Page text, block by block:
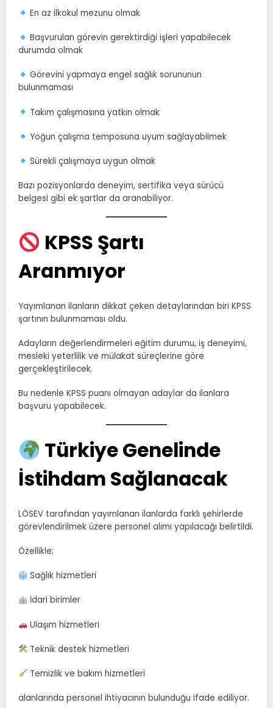
En az ilkokul mezunu olmak
Başvurulan görevin gerektirdiği işleri yapabilecek
durumda olmak
Görevini yapmaya engel sağlık sorununun
bulunmaması
Takım çalışmasına yatkın olmak
Yoğun çalışma temposuna uyum sağlayabilmek
Sürekli çalışmaya uygun olmak
Bazı pozisyonlarda deneyim, sertifika veya sürücü
belgesi gibi ek şartlar da aranabiliyor.
KPSS Şartı
Aranmıyor
Yayımlanan ilanların dikkat çeken detaylarından biri KPSS
şartının bulunmaması oldu.
Adayların değerlendirmeleri eğitim durumu, iş deneyimi,
mesleki yeterlilik ve mülakat süreçlerine göre
gerçekleştirilecek.
Bu nedenle KPSS puanı olmayan adaylar da ilanlara
başvuru yapabilecek.
Türkiye Genelinde
İstihdam Sağlanacak
LÖSEV tarafından yayımlanan ilanlarda farklı şehirlerde
görevlendirilmek üzere personel alımı yapılacağı belirtildi.
Özellikle;
Sağlık hizmetleri
İdari birimler
Ulaşım hizmetleri
Teknik destek hizmetleri
Temizlik ve bakım hizmetleri
alanlarında personel ihtiyacının bulunduğu ifade ediliyor.